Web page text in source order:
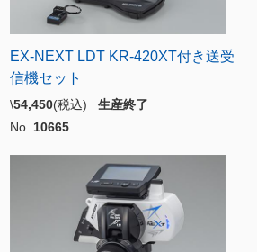
EX-NEXT LDT KR-420XT付き送受
信機セット
\54,450(税込) 生産終了
No. 10665